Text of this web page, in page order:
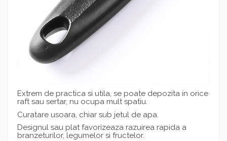
Extrem de practica si utila, se poate depozita in orice
raft sau sertar, nu ocupa mult spatiu.
Curatare usoara, chiar sub jetul de apa.
Designul sau plat favorizeaza razuirea rapida a
branzeturilor, legumelor si fructelor.